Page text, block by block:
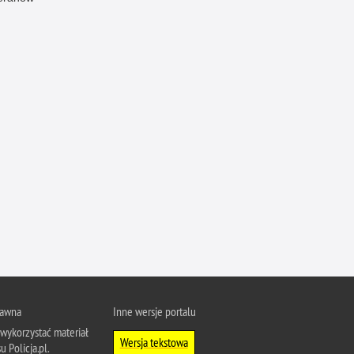
brudnych pieniędzy
człowieka
materiał
Policja.pl.
Inne wersje portalu
Wersja tekstowa